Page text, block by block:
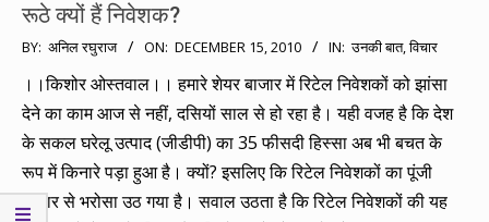
रूठे क्यों हैं निवेशक?
2010-
15
BY: अनिल रघुराज ON: DECEMBER 15, 2010 IN: उनकी बात,विचार
।।किशोर ओस्तवाल।। हमारे शेयर बाजार में रिटेल निवेशकों को झांसा
देने का काम आज से नहीं, दसियों साल से हो रहा है। यही वजह है कि देश
के सकल घरेलू उत्पाद (जीडीपी) का 35 फीसदी हिस्सा अब भी बचत के
रूप में किनारे पड़ा हुआ है। क्यों? इसलिए कि रिटेल निवेशकों का पूंजी
बाजार से भरोसा उठ गया है। सवाल उठता है कि रिटेल निवेशकों की यह